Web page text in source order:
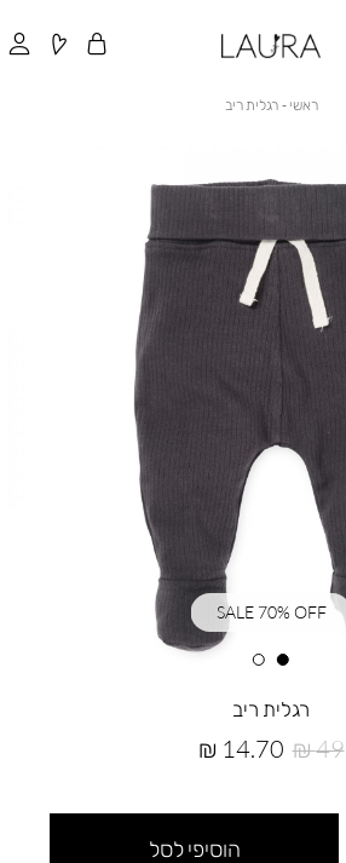
ראשי ראשי
רגלית ריב
רגלית ריב
מחיר
14.70 ₪ מחיר
49 ₪
הוסיפי לסל
SALE 70% OFF